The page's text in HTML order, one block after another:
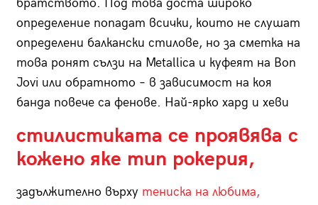
братството. Под това доста широко
определение попадат всички, които не слушат
определени балкански стилове, но за сметка на
това ронят сълзи на Metallica и куфеят на Bon
Jovi или обратното – в зависимост на коя
банда повече са фенове. Най-ярко хард и хеви
стилистиката се проявява с
кожено яке тип рокерия,
задължително върху тениска на любима,